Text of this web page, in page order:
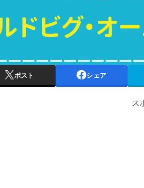
ポスト シェア
ス